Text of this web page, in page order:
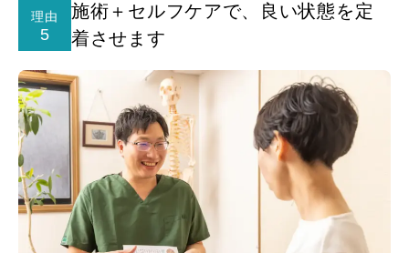
理由
5
施術＋セルフケアで、良い状態を定
着させます

電話で相談予約

LINE相談

WEB予約